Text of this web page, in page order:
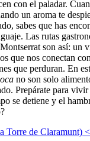
con el paladar.
un aroma te
sabes que has
Las rutas
son así: un
que nos conectan
que perduran. En
no son solo
Prepárate para
se detiene y el